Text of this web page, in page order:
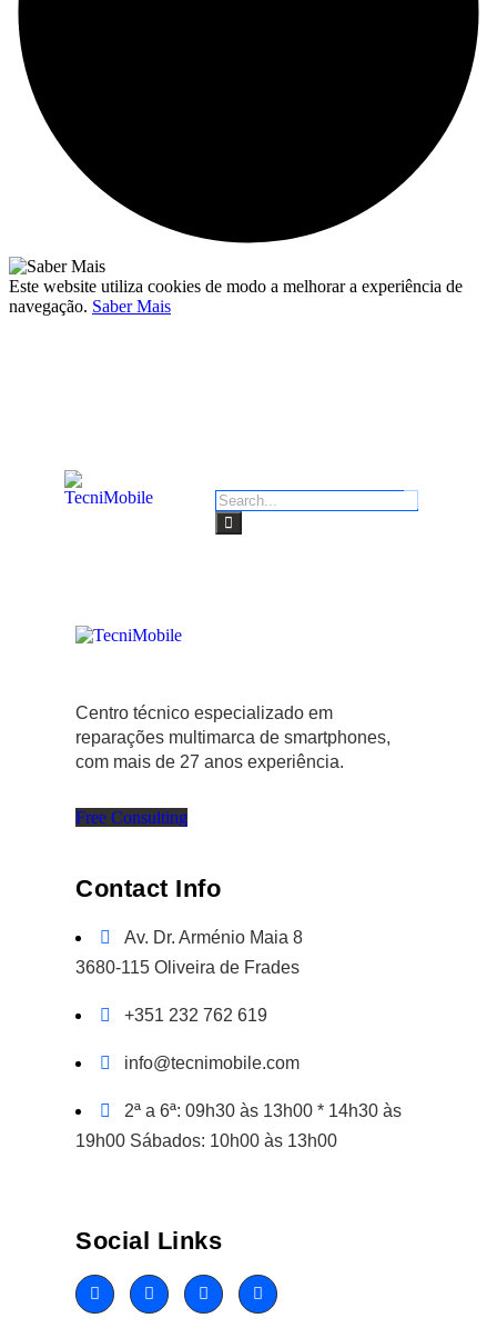
Este website utiliza cookies de modo a melhorar a experiência de
navegação. Saber Mais
Centro técnico especializado em
reparações multimarca de smartphones,
com mais de 27 anos experiência.
Free Consulting
Contact Info
Av. Dr. Arménio Maia 8
3680-115 Oliveira de Frades
+351 232 762 619
info@tecnimobile.com
2ª a 6ª: 09h30 às 13h00 * 14h30 às
19h00 Sábados: 10h00 às 13h00
Social Links